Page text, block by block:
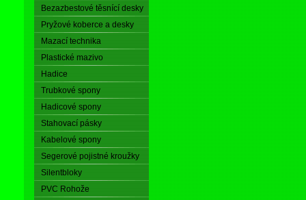
Bezazbestové těsnící desky
Pryžové koberce a desky
Mazací technika
Plastické mazivo
Hadice
Trubkové spony
Hadicové spony
Stahovací pásky
Kabelové spony
Segerové pojistné kroužky
Silentbloky
PVC Rohože